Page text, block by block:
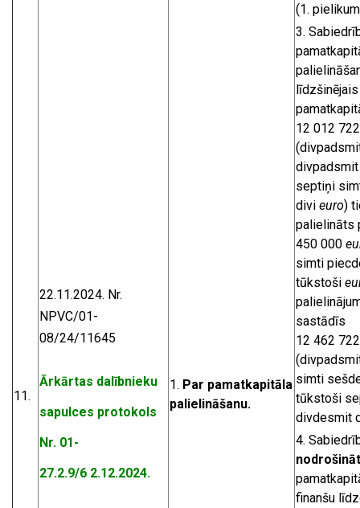
11.
22.11.2024. Nr.
NPVC/01-
08/24/11645
Ārkārtas dalībnieku
sapulces protokols
Nr. 01-
27.2.9/6 2.12.2024.
Par pamatkapitāla
palielināšanu.
(1.
līdzšinējais
12 012
septiņi
divi euro)
palielināts
450 000
simti
tūkstoši
sastādīs
12 462
simti
tūkstoši
divdesmit
nodrošināt
finanšu